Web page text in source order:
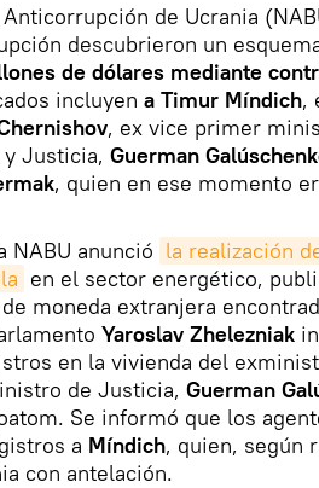
de Ucrania
descubrieron un
de dólares mediante
incluyen a Timur Míndich,
, ex vice primer
Justicia, Guerman
, quien en ese momento
NABU anunció la realización
en el sector energético,
moneda extranjera
Yaroslav Zhelezniak
en la vivienda del
de Justicia, Guerman
Se informó que los
a Míndich, quien, según
con antelación.